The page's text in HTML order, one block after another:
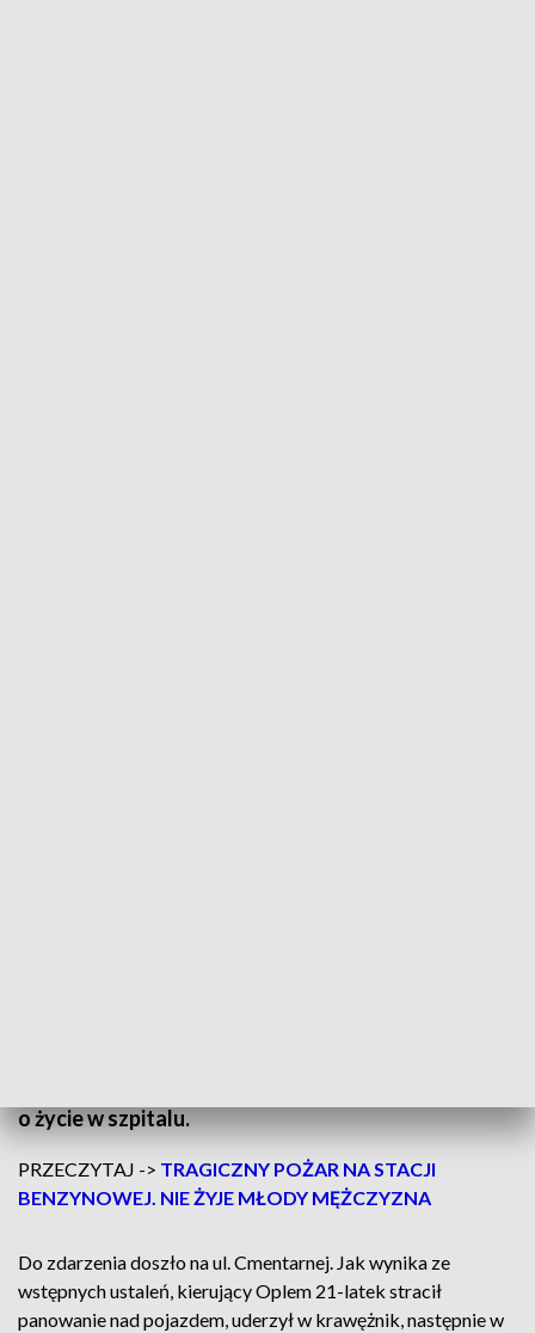
o życie w szpitalu.
PRZECZYTAJ -> TRAGICZNY POŻAR NA STACJI
BENZYNOWEJ. NIE ŻYJE MŁODY MĘŻCZYZNA
Do zdarzenia doszło na ul. Cmentarnej. Jak wynika ze
wstępnych ustaleń, kierujący Oplem 21-latek stracił
panowanie nad pojazdem, uderzył w krawężnik, następnie w